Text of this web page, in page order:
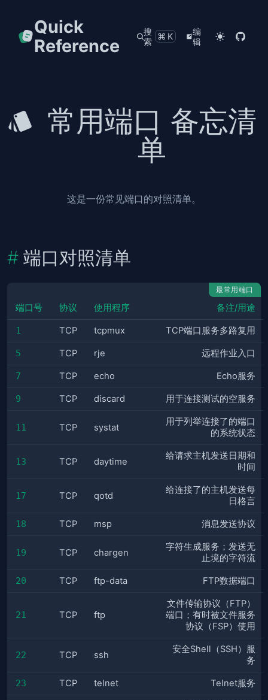
Quick
Reference
搜
索
⌘K
编
辑
常用端口 备忘清
单
这是一份常见端口的对照清单。
端口对照清单
最常用端口
端口号 协议 使用程序 备注/用途
1 TCP tcpmux TCP端口服务多路复用
5 TCP rje 远程作业入口
7 TCP echo Echo服务
9 TCP discard 用于连接测试的空服务
11 TCP systat
用于列举连接了的端口
的系统状态
13 TCP daytime
给请求主机发送日期和
时间
17 TCP qotd
给连接了的主机发送每
日格言
18 TCP msp 消息发送协议
19 TCP chargen
字符生成服务；发送无
止境的字符流
20 TCP ftp-data FTP数据端口
21 TCP ftp
文件传输协议（FTP）
端口；有时被文件服务
协议（FSP）使用
22 TCP ssh
安全Shell（SSH）服
务
23 TCP telnet Telnet服务